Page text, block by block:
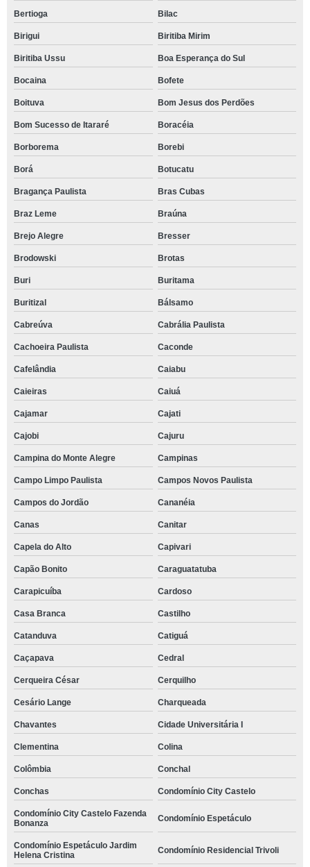
Bertioga Bilac
Birigui Biritiba Mirim
Biritiba Ussu Boa Esperança do Sul
Bocaina Bofete
Boituva Bom Jesus dos Perdões
Bom Sucesso de Itararé Boracéia
Borborema Borebi
Borá Botucatu
Bragança Paulista Bras Cubas
Braz Leme Braúna
Brejo Alegre Bresser
Brodowski Brotas
Buri Buritama
Buritizal Bálsamo
Cabreúva Cabrália Paulista
Cachoeira Paulista Caconde
Cafelândia Caiabu
Caieiras Caiuá
Cajamar Cajati
Cajobi Cajuru
Campina do Monte Alegre Campinas
Campo Limpo Paulista Campos Novos Paulista
Campos do Jordão Cananéia
Canas Canitar
Capela do Alto Capivari
Capão Bonito Caraguatatuba
Carapicuíba Cardoso
Casa Branca Castilho
Catanduva Catiguá
Caçapava Cedral
Cerqueira César Cerquilho
Cesário Lange Charqueada
Chavantes Cidade Universitária I
Clementina Colina
Colômbia Conchal
Conchas Condomínio City Castelo
Condomínio City Castelo Fazenda
Bonanza
Condomínio Espetáculo
Condomínio Espetáculo Jardim
Helena Cristina
Condomínio Residencial Trivoli